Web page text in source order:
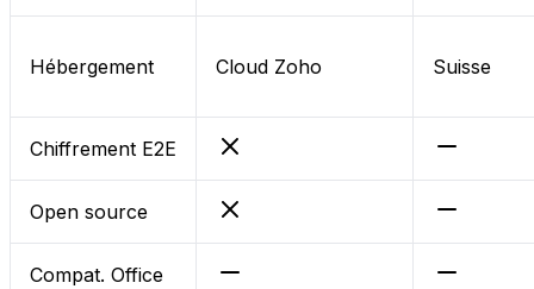
Hébergement Cloud Zoho Suisse
Chiffrement E2E
Open source
Compat. Office